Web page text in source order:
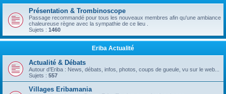
r
e
Présentation & Trombinoscope
Passage recommandé pour tous les nouveaux membres afin qu'une ambiance
chaleureuse règne avec la sympathie de ce lieu .
Sujets : 1460
Eriba Actualité
Actualité & Débats
Autour d’Eriba : News, débats, infos, photos, coups de gueule, vu sur le web...
Sujets : 557
Villages Eribamania